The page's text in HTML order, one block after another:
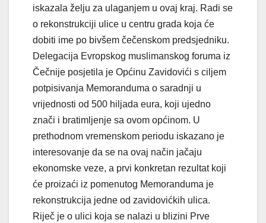
iskazala želju za ulaganjem u ovaj kraj. Radi se
o rekonstrukciji ulice u centru grada koja će
dobiti ime po bivšem čečenskom predsjedniku.
Delegacija Evropskog muslimanskog foruma iz
Čečnije posjetila je Općinu Zavidovići s ciljem
potpisivanja Memoranduma o saradnji u
vrijednosti od 500 hiljada eura, koji ujedno
znači i bratimljenje sa ovom općinom. U
prethodnom vremenskom periodu iskazano je
interesovanje da se na ovaj način jačaju
ekonomske veze, a prvi konkretan rezultat koji
će proizaći iz pomenutog Memoranduma je
rekonstrukcija jedne od zavidovićkih ulica.
Riječ je o ulici koja se nalazi u blizini Prve